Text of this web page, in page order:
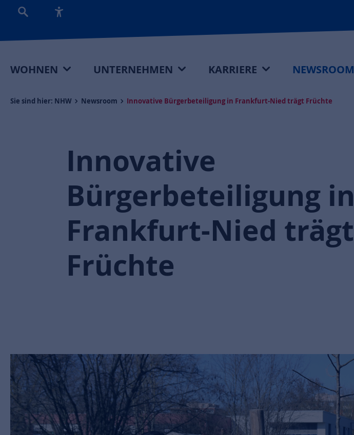
WOHNEN UNTERNEHMEN KARRIERE NEWSROOM
Sie sind hier: NHW Newsroom Innovative Bürgerbeteiligung in Frankfurt-Nied trägt Früchte
Innovative
Bürgerbeteiligung in
Frankfurt-Nied trägt
Früchte